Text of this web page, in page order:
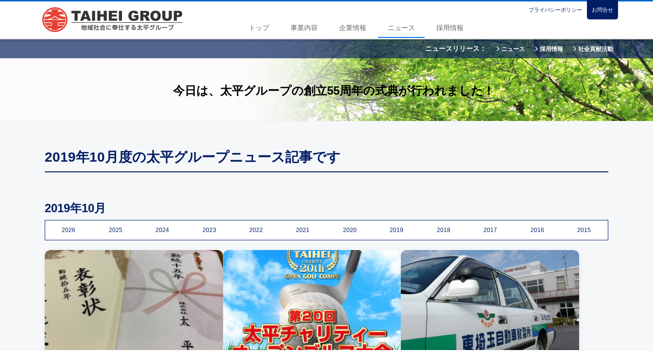
お問合せ
プライバシーポリシー
トップ 事業内容 企業情報 ニュース 採用情報
社会貢献活動
採用情報
ニュース
ニュースリリース：
今日は、太平グループの創立55周年の式典が行われました！
2019年10月度の太平グループニュース記事です
2019年10月
2026 2025 2024 2023 2022 2021 2020 2019 2018 2017 2016 2015